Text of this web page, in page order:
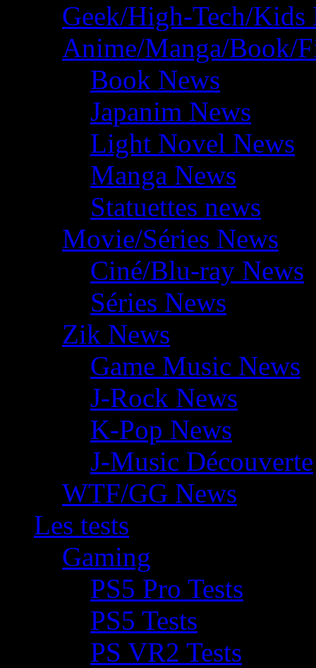
Geek/High-Tech/Kids
Anime/Manga/Book/
Book News
Japanim News
Light Novel News
Manga News
Statuettes news
Movie/Séries News
Ciné/Blu-ray News
Séries News
Zik News
Game Music News
J-Rock News
K-Pop News
J-Music Découverte
WTF/GG News
Les tests
Gaming
PS5 Pro Tests
PS5 Tests
PS VR2 Tests